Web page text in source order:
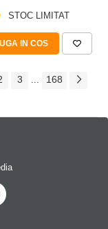
STOC LIMITAT
IN COS
3 ... 168